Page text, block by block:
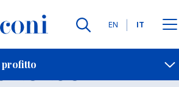
Lingue
EN IT
profitto
Contatti
20260 Open